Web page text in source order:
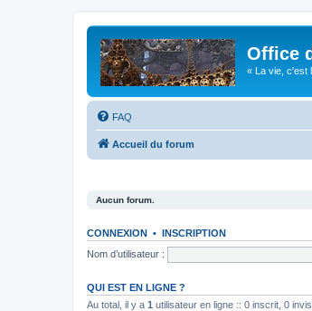
Office
« La vie, c'est
FAQ
Accueil du forum
Aucun forum.
CONNEXION • INSCRIPTION
Nom d’utilisateur :
QUI EST EN LIGNE ?
Au total, il y a 1 utilisateur en ligne :: 0 inscrit, 0